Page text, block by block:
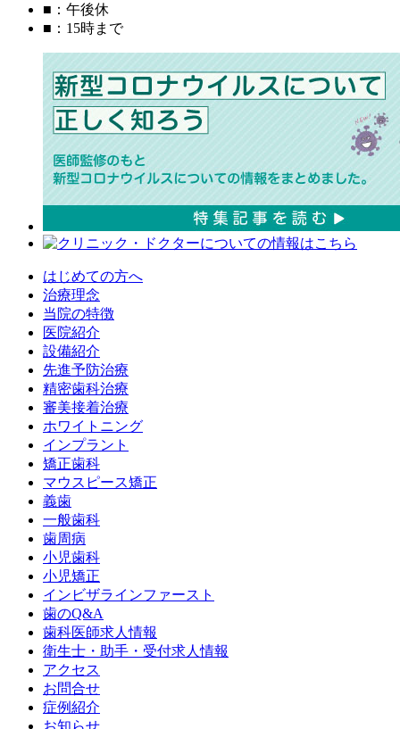
■ ：午後休
■ ：15時まで
はじめての方へ
治療理念
当院の特徴
医院紹介
設備紹介
先進予防治療
精密歯科治療
審美接着治療
ホワイトニング
インプラント
矯正歯科
マウスピース矯正
義歯
一般歯科
歯周病
小児歯科
小児矯正
インビザラインファースト
歯のQ&A
歯科医師求人情報
衛生士・助手・受付求人情報
アクセス
お問合せ
症例紹介
お知らせ